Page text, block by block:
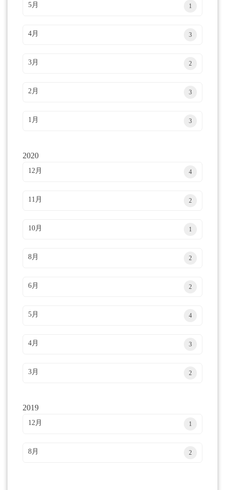
5月 1
4月 3
3月 2
2月 3
1月 3
2020
12月 4
11月 2
10月 1
8月 2
6月 2
5月 4
4月 3
3月 2
2019
12月 1
8月 2